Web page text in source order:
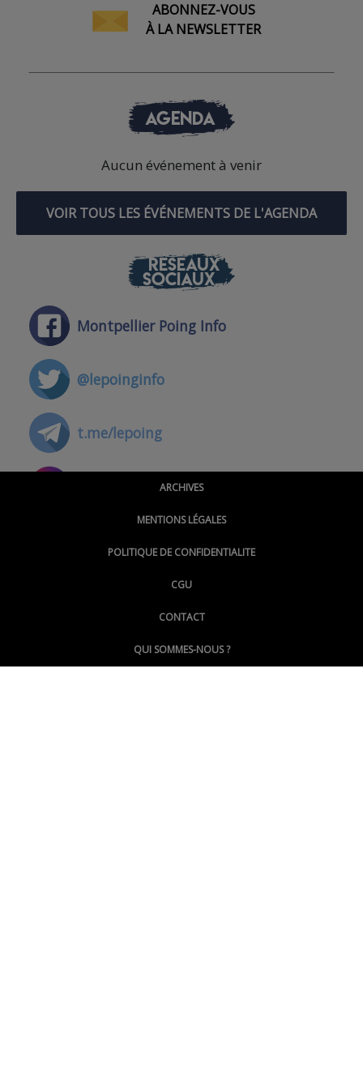
ABONNEZ-VOUS
À LA NEWSLETTER
AGENDA
Aucun événement à venir
VOIR TOUS LES ÉVÉNEMENTS DE L'AGENDA
RÉSEAUX
SOCIAUX
Montpellier Poing Info
@lepoinginfo
t.me/lepoing
@montpellierpoinginfo
@LePoingMontpellier
ARCHIVES
MENTIONS LÉGALES
POLITIQUE DE CONFIDENTIALITE
CGU
CONTACT
QUI SOMMES-NOUS ?